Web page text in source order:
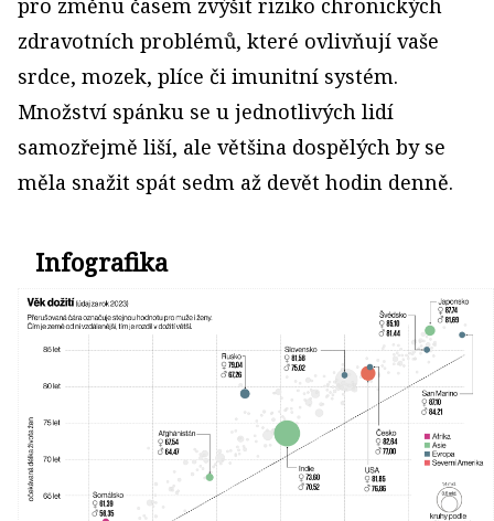
pro změnu časem zvýšit riziko chronických
zdravotních problémů, které ovlivňují vaše
srdce, mozek, plíce či imunitní systém.
Množství spánku se u jednotlivých lidí
samozřejmě liší, ale většina dospělých by se
měla snažit spát sedm až devět hodin denně.
Infografika